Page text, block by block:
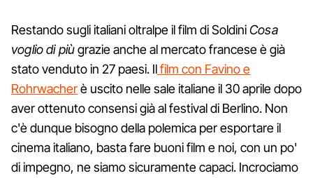
Restando sugli italiani oltralpe il film di SoldiniCosa
voglio di piùgrazie anche al mercato francese è già
stato venduto in 27 paesi. Ilfilm con Favino e
Rohrwacherè uscito nelle sale italiane il 30 aprile dopo
aver ottenuto consensi già al festival di Berlino. Non
c'è dunque bisogno della polemica per esportare il
cinema italiano, basta fare buoni film e noi, con un po'
di impegno, ne siamo sicuramente capaci. Incrociamo